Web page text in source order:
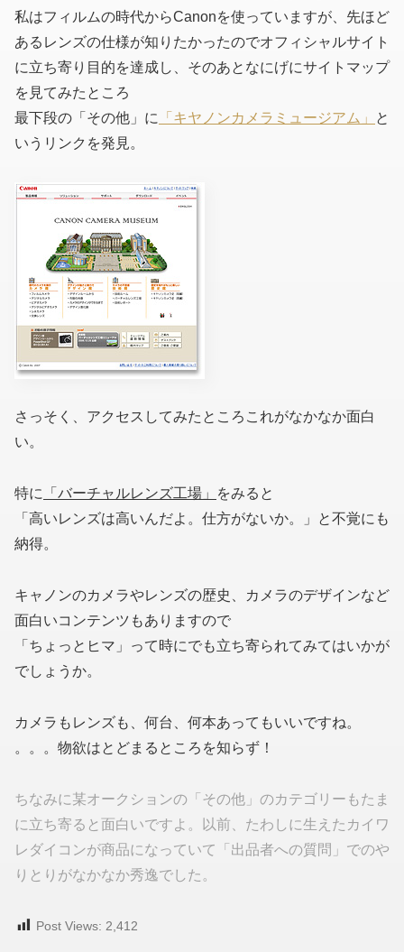
私はフィルムの時代からCanonを使っていますが、先ほど
あるレンズの仕様が知りたかったのでオフィシャルサイト
に立ち寄り目的を達成し、そのあとなにげにサイトマップ
を見てみたところ
最下段の「その他」に
「キヤノンカメラミュージアム」
と
いうリンクを発見。
さっそく、アクセスしてみたところこれがなかなか面白
い。
特に 「バーチャルレンズ工場」
をみると
「高いレンズは高いんだよ。仕方がないか。」と不覚にも
納得。
キャノンのカメラやレンズの歴史、カメラのデザインなど
面白いコンテンツもありますので
「ちょっとヒマ」って時にでも立ち寄られてみてはいかが
でしょうか。
カメラもレンズも、何台、何本あってもいいですね。
。。。物欲はとどまるところを知らず！
ちなみに某オークションの「その他」のカテゴリーもたま
に立ち寄ると面白いですよ。以前、たわしに生えたカイワ
レダイコンが商品になっていて「出品者への質問」でのや
りとりがなかなか秀逸でした。
Post Views: 2,412